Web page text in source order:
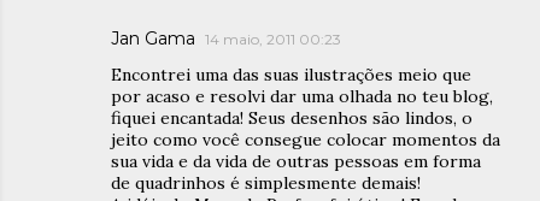
Jan Gama 14 maio, 2011 00:23
Encontrei uma das suas ilustrações meio que
por acaso e resolvi dar uma olhada no teu blog,
fiquei encantada! Seus desenhos são lindos, o
jeito como você consegue colocar momentos da
sua vida e da vida de outras pessoas em forma
de quadrinhos é simplesmente demais!